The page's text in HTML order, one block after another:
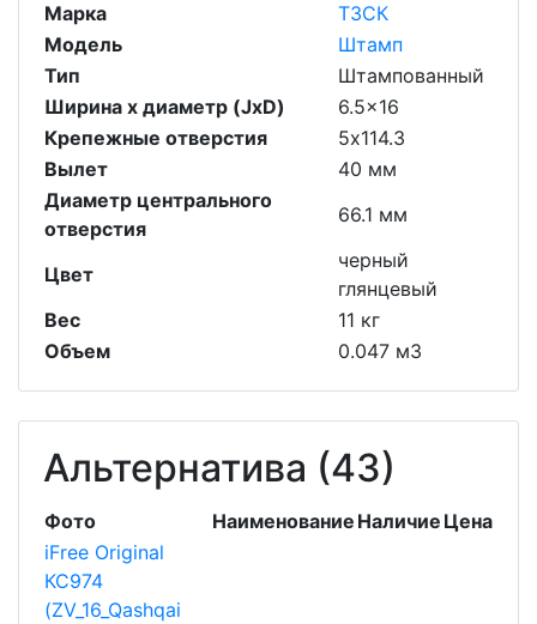
Марка
ТЗСК
Модель
Штамп
Тип
Штампованный
Ширина х диаметр (JxD)
6.5x16
Крепежные отверстия
5х114.3
Вылет
40 мм
Диаметр центрального
отверстия
66.1 мм
Цвет
черный
глянцевый
Вес
11 кг
Объем
0.047 м3
Альтернатива (43)
Фото Наименование Наличие Цена
iFree Original
КС974
(ZV_16_Qashqai